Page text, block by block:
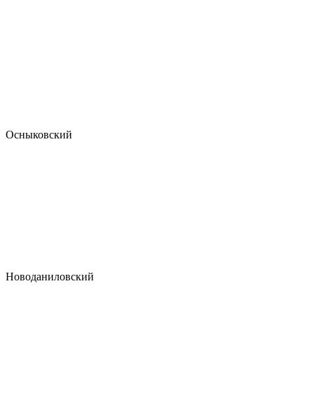
Осныковский
Новоданиловский